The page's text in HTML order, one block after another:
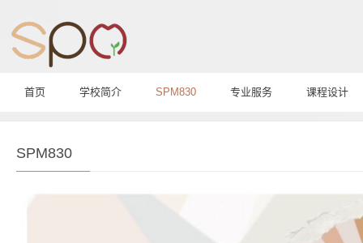
首页 学校简介 SPM830 专业服务 课程设计
SPM830